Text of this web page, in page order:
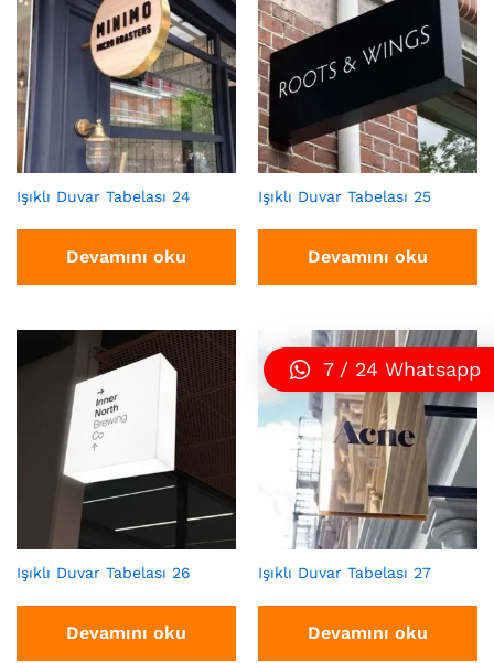
Işıklı Duvar Tabelası 24
Devamını oku
Işıklı Duvar Tabelası 25
Devamını oku
Işıklı Duvar Tabelası 26
Devamını oku
Işıklı Duvar Tabelası 27
Devamını oku
7 / 24 Whatsapp